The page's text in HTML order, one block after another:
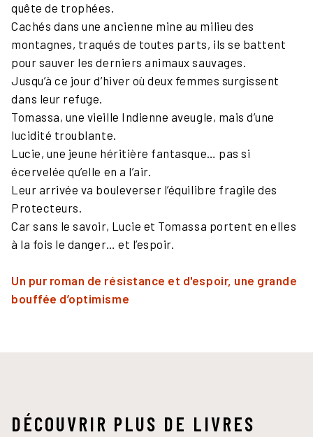
quête de trophées.
Cachés dans une ancienne mine au milieu des
montagnes, traqués de toutes parts, ils se battent
pour sauver les derniers animaux sauvages.
Jusqu’à ce jour d’hiver où deux femmes surgissent
dans leur refuge.
Tomassa, une vieille Indienne aveugle, mais d’une
lucidité troublante.
Lucie, une jeune héritière fantasque… pas si
écervelée qu’elle en a l’air.
Leur arrivée va bouleverser l’équilibre fragile des
Protecteurs.
Car sans le savoir, Lucie et Tomassa portent en elles
à la fois le danger… et l’espoir.
Un pur roman de résistance et d'espoir, une grande
bouffée d’optimisme
DÉCOUVRIR PLUS DE LIVRES